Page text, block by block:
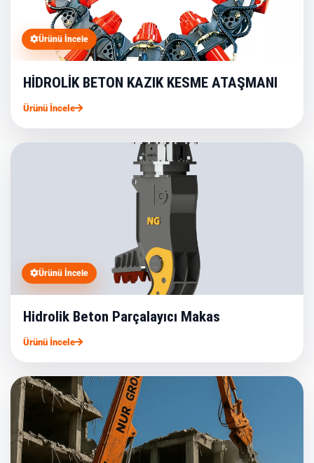
Ürünü İncele
HİDROLİK BETON KAZIK KESME ATAŞMANI
Ürünü İncele
Ürünü İncele
Hidrolik Beton Parçalayıcı Makas
Ürünü İncele